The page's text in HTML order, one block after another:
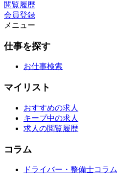
閲覧履歴
会員登録
メニュー
仕事を探す
お仕事検索
マイリスト
おすすめの求人
キープ中の求人
求人の閲覧履歴
コラム
ドライバー・整備士コラム